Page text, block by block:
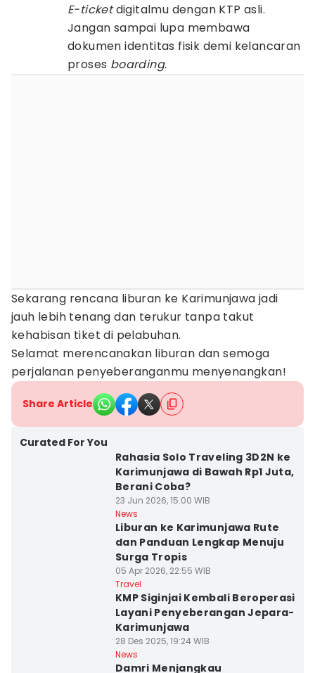
E-ticketdigitalmu dengan KTP asli.
Jangan sampai lupa membawa
dokumen identitas fisik demi kelancaran
proses boarding.
Sekarang rencana liburan ke Karimunjawa jadi
jauh lebih tenang dan terukur tanpa takut
kehabisan tiket di pelabuhan.
Selamat merencanakan liburan dan semoga
perjalanan penyeberanganmu menyenangkan!
Share Article
Curated For You
Rahasia Solo Traveling 3D2N ke
Karimunjawa di Bawah Rp1 Juta,
Berani Coba?
23 Jun 2026, 15:00 WIB
News
Liburan ke Karimunjawa Rute
dan Panduan Lengkap Menuju
Surga Tropis
05 Apr 2026, 22:55 WIB
Travel
KMP Siginjai Kembali Beroperasi
Layani Penyeberangan Jepara-
Karimunjawa
28 Des 2025, 19:24 WIB
News
Damri Menjangkau